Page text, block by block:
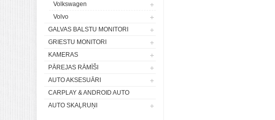
Volkswagen
Volvo
GALVAS BALSTU MONITORI
GRIESTU MONITORI
KAMERAS
PĀREJAS RĀMĪŠI
AUTO AKSESUĀRI
CARPLAY & ANDROID AUTO
AUTO SKAĻRUŅI